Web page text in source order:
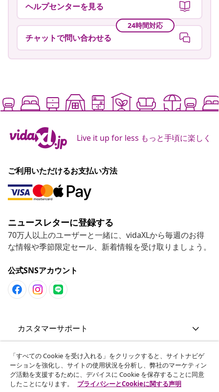
ヘルプセンターを見る
24時間対応
チャットで問い合わせる
Live it up for less もっと手頃に楽しく
ご利用いただけるお支払い方法
ニュースレターに登録する
70万人以上のユーザーと一緒に、vidaXLから毎週のお得
な情報や季節限定セール、新着情報を受け取りましょう。
公式SNSアカウント
カスタマーサポート
ビジネス・パートナーシップ
vidaXL
「すべての Cookie を受け入れる」をクリックすると、サイトナビゲ
ーションを強化し、サイトの使用状況を分析し、弊社のマーケティン
グ活動を支援するために、デバイスに Cookie を保存することに同意
したことになります。
プライバシーとCookieに関する声明